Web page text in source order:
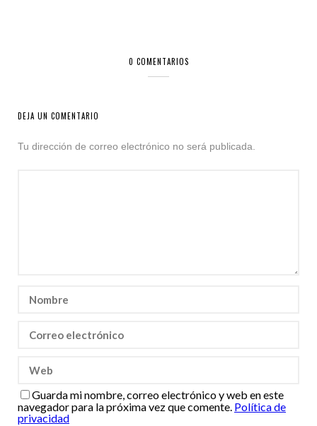
0 COMENTARIOS
DEJA UN COMENTARIO
Tu dirección de correo electrónico no será publicada.
Guarda mi nombre, correo electrónico y web en este
navegador para la próxima vez que comente. Política de
privacidad